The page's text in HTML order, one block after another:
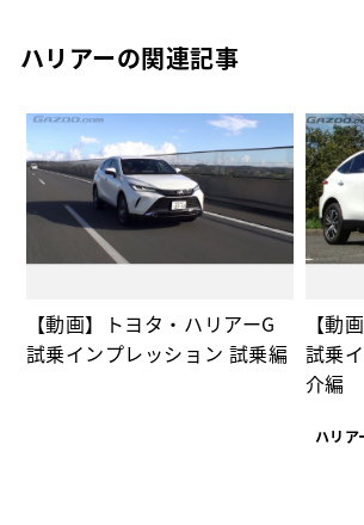
ハリアーの関連記事
【動画】トヨタ・ハリアーG
試乗インプレッション 試乗編
【動
試乗
介編
ハリア